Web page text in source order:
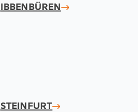
IBBENBÜREN
STEINFURT